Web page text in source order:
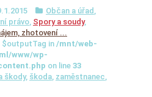
Občan a úřad ,
právo, Spory a soudy,
zhotovení ...
$outputTag in/mnt/web-
www/wp-
on line 33
škody, škoda, zaměstnanec,